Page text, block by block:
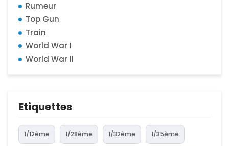
Rumeur
Top Gun
Train
World War I
World War II
Etiquettes
1/12ème 1/28ème 1/32ème 1/35ème